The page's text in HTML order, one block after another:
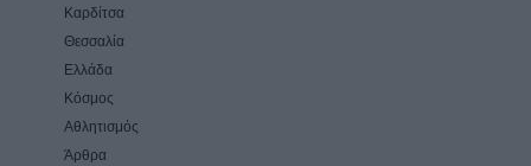
Καρδίτσα
Θεσσαλία
Ελλάδα
Κόσμος
Αθλητισμός
Άρθρα